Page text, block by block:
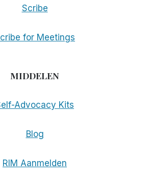
Scribe
for Meetings
MIDDELEN
Advocacy Kits
Blog
RIM Aanmelden